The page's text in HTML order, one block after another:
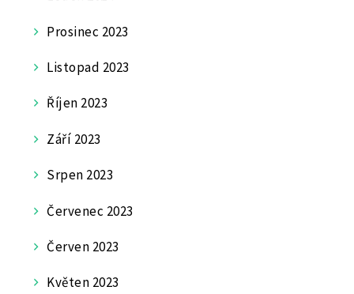
Prosinec 2023
Listopad 2023
Říjen 2023
Září 2023
Srpen 2023
Červenec 2023
Červen 2023
Květen 2023